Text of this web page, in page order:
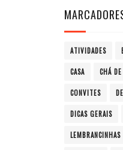
ATIVIDADES
CASA CHÁ
CONVITES
DICAS GERAIS
LEMBRANCINHAS